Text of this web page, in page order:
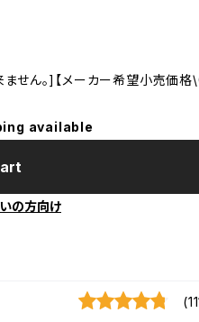
ん。]【メーカー希望小売価格
available
の方向け